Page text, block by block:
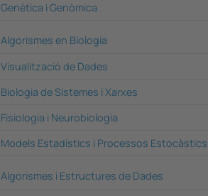
Genètica i Genòmica
Algorismes en Biologia
Visualització de Dades
Biologia de Sistemes i Xarxes
Fisiologia i Neurobiologia
Models Estadístics i Processos Estocàstics
Algorismes i Estructures de Dades